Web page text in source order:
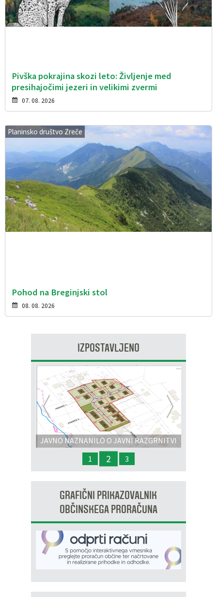
Pivška pokrajina skozi leto: Življenje med
presihajočimi jezeri in velikimi zvermi
07. 08. 2026
Planinsko društvo Zreče
Pohod na Breginjski stol
08. 08. 2026
IZPOSTAVLJENO
JAVNO NAZNANILO O JAVNI RAZGRNITVI
IN JAVNI OBRAVNAVI - OPPN na območju
OP8/009 – stanovanjsko območje Dobrava 3
Prejšnja
1 2 3
GRAFIČNI PRIKAZOVALNIK
OBČINSKEGA PRORAČUNA